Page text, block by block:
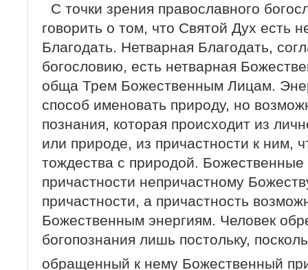
С точки зрения православного
говорить о том, что Святой Дух есть
Благодать. Нетварная Благодать,
богословию, есть нетварная
обща Трем Божественным Лицам.
способ именовать природу, но
познания, которая происходит из
или природе, из причастности к ним,
тождества с природой. Божественные
причастности непричастному
причастности, а причастность
Божественным энергиям. Человек
богопознания лишь постольку,
обращенный к нему Божественный